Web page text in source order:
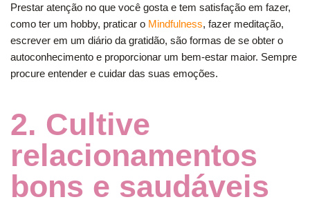
Prestar atenção no que você gosta e tem satisfação em fazer,
como ter um hobby, praticar o Mindfulness, fazer meditação,
escrever em um diário da gratidão, são formas de se obter o
autoconhecimento e proporcionar um bem-estar maior. Sempre
procure entender e cuidar das suas emoções.
2. Cultive
relacionamentos
bons e saudáveis